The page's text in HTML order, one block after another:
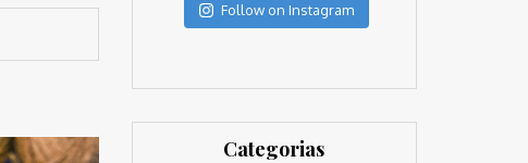
Follow on Instagram
Categorias